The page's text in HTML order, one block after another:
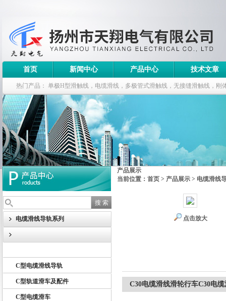
扬州市天翔电气有限公司
首页 新闻中心 产品中心 技术文章
热门产品： 单极H型滑触线，电缆滑线，多极管式滑触线，无接缝滑触线，刚
钢电缆滑车
电缆滑线导轨系列
天车电缆滑线
C型电缆滑线导轨
C型轨道滑车及配件
C型电缆滑车
产品展示
当前位置： 首页 > 产品展示 > 电缆滑线
点击放大
C30电缆滑线滑轮行车C30电